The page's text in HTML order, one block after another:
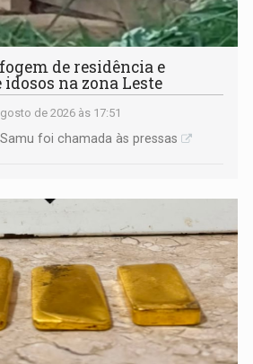
de residência e
na zona Leste
de 2026 às 17:51
foi chamada às pressas